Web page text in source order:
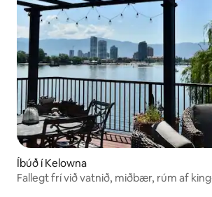
Íbúð í Kelowna
Fallegt frí við vatnið, miðbær, rúm af